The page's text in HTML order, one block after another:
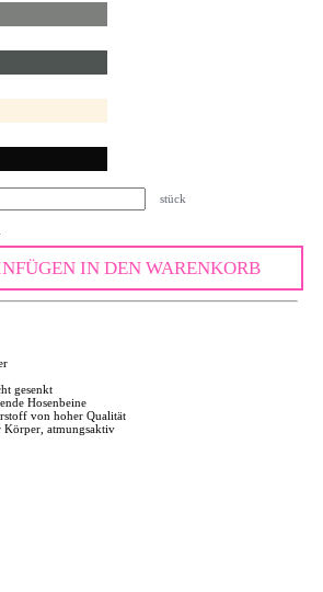
stück
IN DEN WARENKORB
gesenkt
Hosenbeine
von hoher Qualität
Körper, atmungsaktiv